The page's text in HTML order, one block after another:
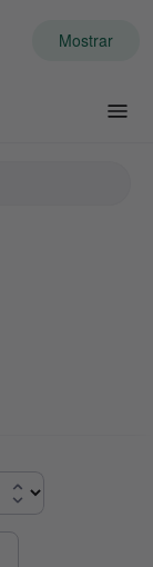
Mostrar